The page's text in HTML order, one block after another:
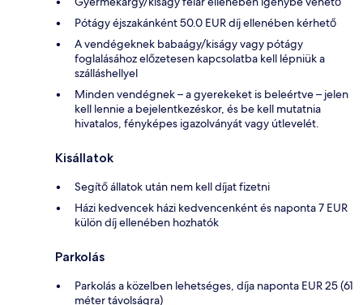
Pótágy éjszakánként 50.0 EUR díj ellenében kérhető
A vendégeknek babaágy/kiságy vagy pótágy
foglalásához előzetesen kapcsolatba kell lépniük a
szálláshellyel
Minden vendégnek – a gyerekeket is beleértve – jelen
kell lennie a bejelentkezéskor, és be kell mutatnia
hivatalos, fényképes igazolványát vagy útlevelét.
Kisállatok
Segítő állatok után nem kell díjat fizetni
Házi kedvencek házi kedvencenként és naponta 7 EUR
külön díj ellenében hozhatók
Parkolás
Parkolás a közelben lehetséges, díja naponta EUR 25 (61
méter távolságra)